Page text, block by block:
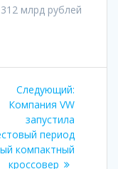
Следующий:
запись:
Компания VW
запустила
период
компактный
кроссовер